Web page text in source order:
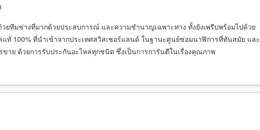
ยทีมช่างที่มากด้วยประสบการณ์ และความชำนาญเฉพาะทาง ทั้งยังเพรีบพร้อมไปด้วย
ทั 100% ที่นำเข้าจากประเทศสวิสเซอร์แลนด์ ในฐานะศูนย์ซ่อมนาฬิการที่ทันสมัย และ
ขาย ด้วยการรับประกันอะไหล่ทุกชนิด ซึ่งเป็นการการันตีในเรื่องคุณภาพ